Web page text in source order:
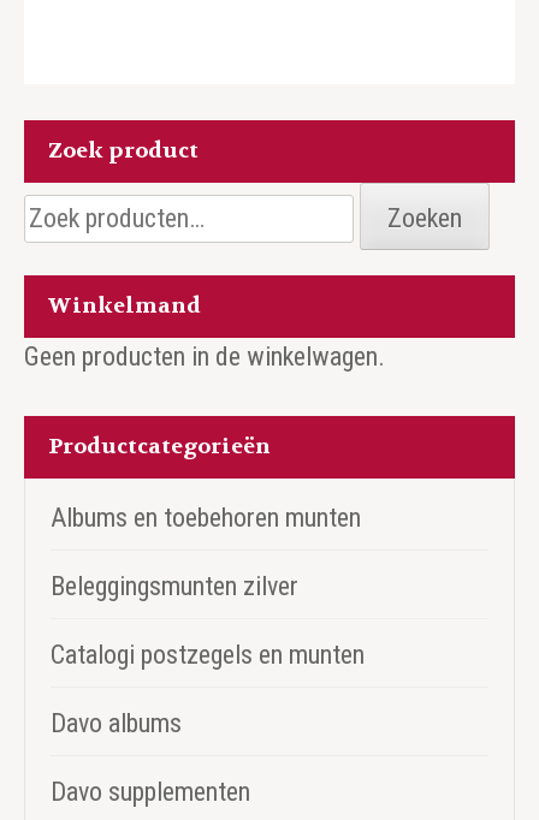
Zoek product
Zoeken
naar:
Zoeken
Winkelmand
Geen producten in de winkelwagen.
Productcategorieën
Albums en toebehoren munten
Beleggingsmunten zilver
Catalogi postzegels en munten
Davo albums
Davo supplementen